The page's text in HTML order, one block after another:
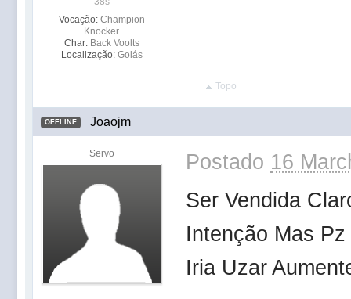
Vocação: Champion
Knocker
Char: Back Voolts
Localização: Goiás
Topo
OFFLINE Joaojm
Servo Postado 16
Ser Vendida
Intenção Mas
Iria Uzar